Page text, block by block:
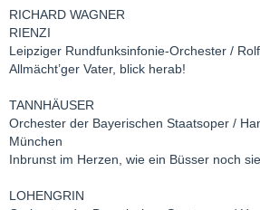
RICHARD WAGNER
RIENZI
Leipziger Rundfunksinfonie-Orchester /
Allmächt’ger Vater, blick herab!
TANNHÄUSER
Orchester der Bayerischen Staatsoper /
München
Inbrunst im Herzen, wie ein Büsser noch
LOHENGRIN